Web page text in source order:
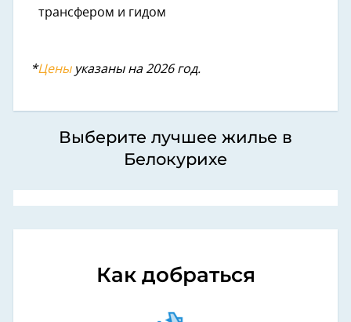
трансфером и гидом
*Ценыуказаны на 2026 год.
Выберите лучшее жилье в
Белокурихе
Как добраться